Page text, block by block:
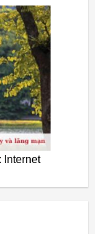
Internet